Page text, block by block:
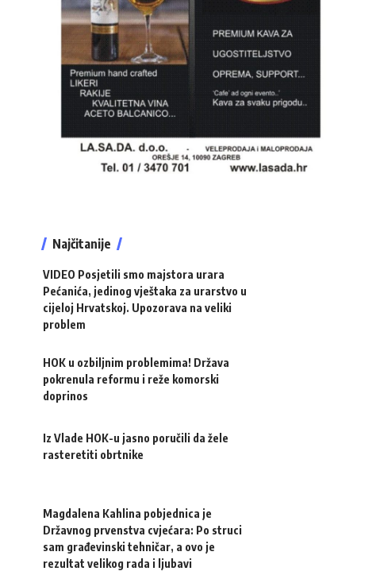
Najčitanije
VIDEO Posjetili smo majstora urara
Pećanića, jedinog vještaka za urarstvo u
cijeloj Hrvatskoj. Upozorava na veliki
problem
HOK u ozbiljnim problemima! Država
pokrenula reformu i reže komorski
doprinos
Iz Vlade HOK-u jasno poručili da žele
rasteretiti obrtnike
Magdalena Kahlina pobjednica je
Državnog prvenstva cvjećara: Po struci
sam građevinski tehničar, a ovo je
rezultat velikog rada i ljubavi